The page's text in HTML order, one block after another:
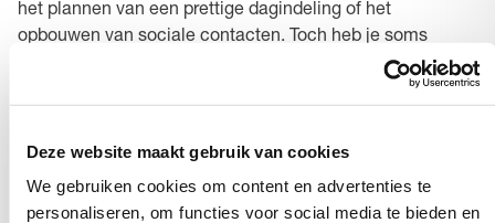
Deze website maakt gebruik van cookies
We gebruiken cookies om content en advertenties te
personaliseren, om functies voor social media te bieden en
het plannen van een prettige dagindeling of het
opbouwen van sociale contacten. Toch heb je soms
(even) extra ondersteuning nodig. Tzorg staat klaar om je
te helpen met individuele begeleiding die jij nodig hebt,
Wmo aanvragen in Waalre